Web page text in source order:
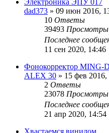
Электроника ЭПУ 017
dad373 » 09 июн 2016,
10 Ответы
39493 Просмотры
Последнее
11 сен 2020, 14:46
Фонокорректор MING-
ALEX 30 » 15 фев 2016,
2 Ответы
23078 Просмотры
Последнее
21 апр 2020, 14:54